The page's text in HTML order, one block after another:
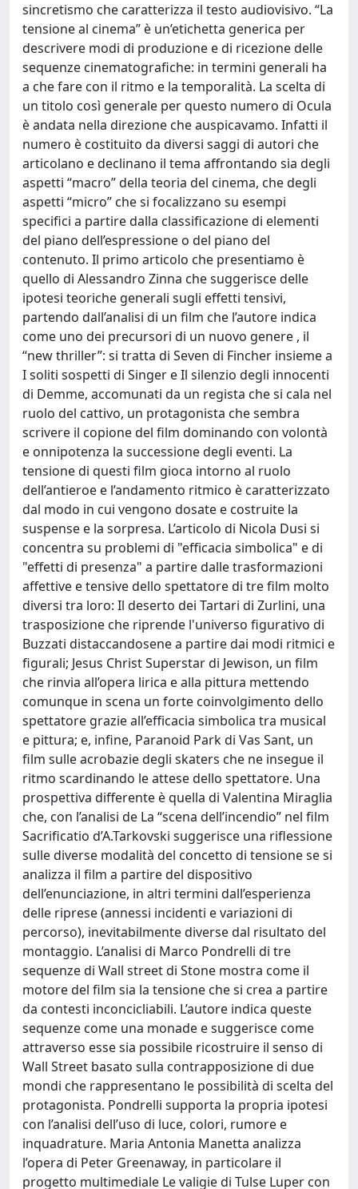
sincretismo che caratterizza il testo audiovisivo. “La
tensione al cinema” è un’etichetta generica per
descrivere modi di produzione e di ricezione delle
sequenze cinematografiche: in termini generali ha
a che fare con il ritmo e la temporalità. La scelta di
un titolo così generale per questo numero di Ocula
è andata nella direzione che auspicavamo. Infatti il
numero è costituito da diversi saggi di autori che
articolano e declinano il tema affrontando sia degli
aspetti “macro” della teoria del cinema, che degli
aspetti “micro” che si focalizzano su esempi
specifici a partire dalla classificazione di elementi
del piano dell’espressione o del piano del
contenuto. Il primo articolo che presentiamo è
quello di Alessandro Zinna che suggerisce delle
ipotesi teoriche generali sugli effetti tensivi,
partendo dall’analisi di un film che l’autore indica
come uno dei precursori di un nuovo genere , il
“new thriller”: si tratta di Seven di Fincher insieme a
I soliti sospetti di Singer e Il silenzio degli innocenti
di Demme, accomunati da un regista che si cala nel
ruolo del cattivo, un protagonista che sembra
scrivere il copione del film dominando con volontà
e onnipotenza la successione degli eventi. La
tensione di questi film gioca intorno al ruolo
dell’antieroe e l’andamento ritmico è caratterizzato
dal modo in cui vengono dosate e costruite la
suspense e la sorpresa. L’articolo di Nicola Dusi si
concentra su problemi di "efficacia simbolica" e di
"effetti di presenza" a partire dalle trasformazioni
affettive e tensive dello spettatore di tre film molto
diversi tra loro: Il deserto dei Tartari di Zurlini, una
trasposizione che riprende l'universo figurativo di
Buzzati distaccandosene a partire dai modi ritmici e
figurali; Jesus Christ Superstar di Jewison, un film
che rinvia all’opera lirica e alla pittura mettendo
comunque in scena un forte coinvolgimento dello
spettatore grazie all’efficacia simbolica tra musical
e pittura; e, infine, Paranoid Park di Vas Sant, un
film sulle acrobazie degli skaters che ne insegue il
ritmo scardinando le attese dello spettatore. Una
prospettiva differente è quella di Valentina Miraglia
che, con l’analisi de La “scena dell’incendio” nel film
Sacrificatio d’A.Tarkovski suggerisce una riflessione
sulle diverse modalità del concetto di tensione se si
analizza il film a partire del dispositivo
dell’enunciazione, in altri termini dall’esperienza
delle riprese (annessi incidenti e variazioni di
percorso), inevitabilmente diverse dal risultato del
montaggio. L’analisi di Marco Pondrelli di tre
sequenze di Wall street di Stone mostra come il
motore del film sia la tensione che si crea a partire
da contesti inconcicliabili. L’autore indica queste
sequenze come una monade e suggerisce come
attraverso esse sia possibile ricostruire il senso di
Wall Street basato sulla contrapposizione di due
mondi che rappresentano le possibilità di scelta del
protagonista. Pondrelli supporta la propria ipotesi
con l’analisi dell’uso di luce, colori, rumore e
inquadrature. Maria Antonia Manetta analizza
l’opera di Peter Greenaway, in particolare il
progetto multimediale Le valigie di Tulse Luper con